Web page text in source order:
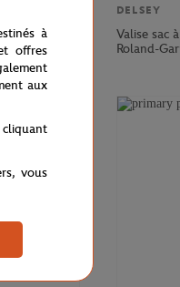
x
DELSEY
Valise sac
Roland-
à
offres
aux
cliquant
vous